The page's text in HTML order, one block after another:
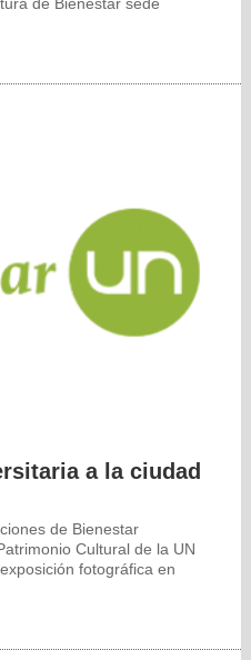
a la ciudad
de Bienestar
Cultural de la UN
fotográfica en